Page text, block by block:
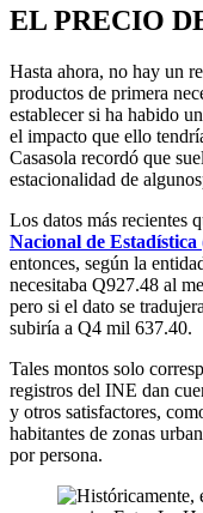
EL PRECIO
Hasta ahora, no hay un
productos de primera
establecer si ha habido
el impacto que ello
Casasola recordó que
estacionalidad de algunos
Los datos más recientes
Nacional de
entonces, según la
necesitaba Q927.48 al
pero si el dato se
subiría a Q4 mil 637.40.
Tales montos solo
registros del INE dan
y otros satisfactores,
habitantes de zonas
por persona.